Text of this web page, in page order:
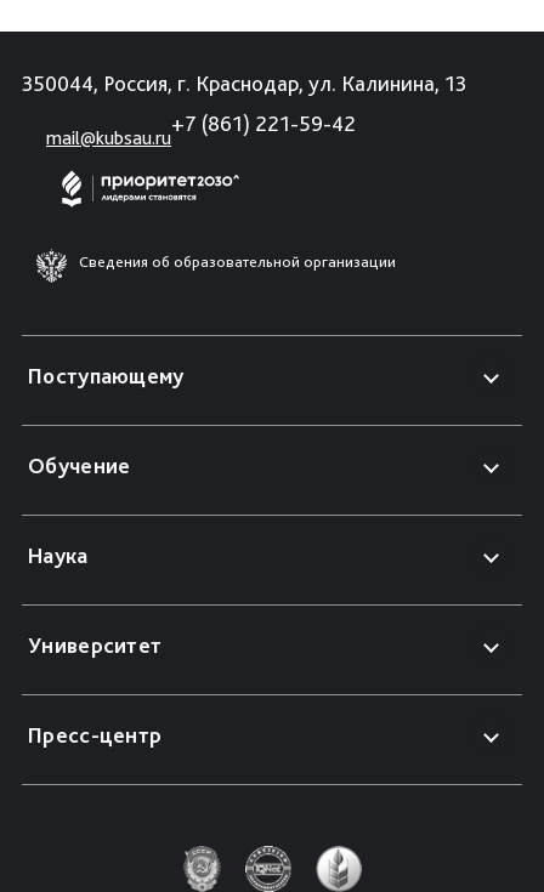
350044, Россия, г. Краснодар, ул. Калинина, 13
mail@kubsau.ru
+7 (861) 221-59-42
Сведения об образовательной организации
Поступающему
Обучение
Наука
Университет
Пресс-центр